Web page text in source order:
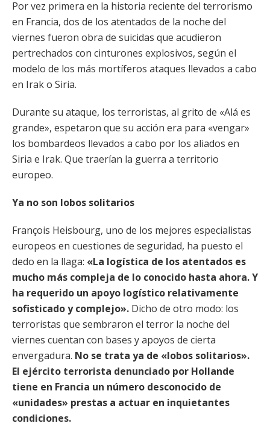
Por vez primera en la historia reciente del terrorismo
en Francia, dos de los atentados de la noche del
viernes fueron obra de suicidas que acudieron
pertrechados con cinturones explosivos, según el
modelo de los más mortíferos ataques llevados a cabo
en Irak o Siria.
Durante su ataque, los terroristas, al grito de «Alá es
grande», espetaron que su acción era para «vengar»
los bombardeos llevados a cabo por los aliados en
Siria e Irak. Que traerían la guerra a territorio
europeo.
Ya no son lobos solitarios
François Heisbourg, uno de los mejores especialistas
europeos en cuestiones de seguridad, ha puesto el
dedo en la llaga: «La logística de los atentados es
mucho más compleja de lo conocido hasta ahora. Y
ha requerido un apoyo logístico relativamente
sofisticado y complejo». Dicho de otro modo: los
terroristas que sembraron el terror la noche del
viernes cuentan con bases y apoyos de cierta
envergadura. No se trata ya de «lobos solitarios».
El ejército terrorista denunciado por Hollande
tiene en Francia un número desconocido de
«unidades» prestas a actuar en inquietantes
condiciones.